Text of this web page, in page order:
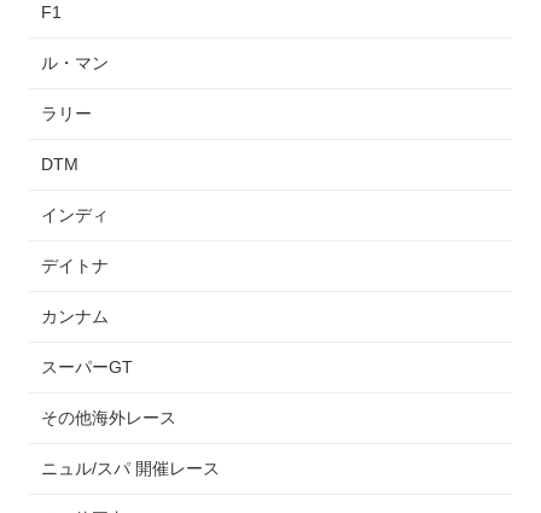
F1
ル・マン
ラリー
DTM
インディ
デイトナ
カンナム
スーパーGT
その他海外レース
ニュル/スパ 開催レース